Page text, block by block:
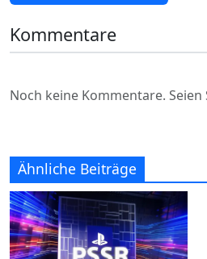
Kommentare
Noch keine Kommentare. Seien
Ähnliche Beiträge